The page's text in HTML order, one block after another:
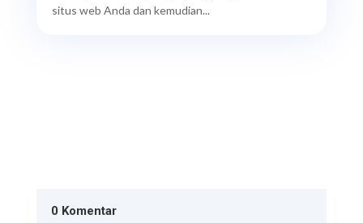
situs web Anda dan kemudian...
0 Komentar